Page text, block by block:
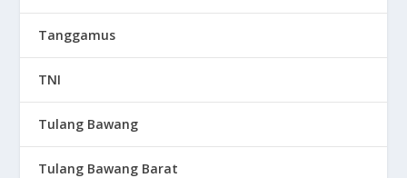
Tanggamus
TNI
Tulang Bawang
Tulang Bawang Barat